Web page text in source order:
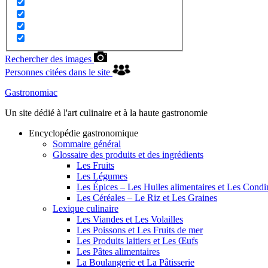
Rechercher des images
Personnes citées dans le site
Gastronomiac
Un site dédié à l'art culinaire et à la haute gastronomie
Encyclopédie gastronomique
Sommaire général
Glossaire des produits et des ingrédients
Les Fruits
Les Légumes
Les Épices – Les Huiles alimentaires et Les
Les Céréales – Le Riz et Les Graines
Lexique culinaire
Les Viandes et Les Volailles
Les Poissons et Les Fruits de mer
Les Produits laitiers et Les Œufs
Les Pâtes alimentaires
La Boulangerie et La Pâtisserie